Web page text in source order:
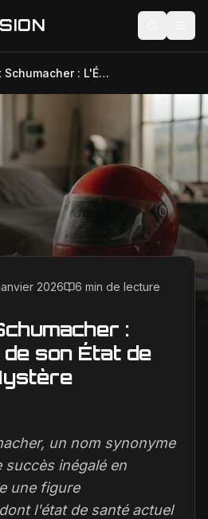
Ferrari et Schumacher : L'Évolution de son État de Santé, un Mystère Persistant
2026 6 min de lecture
:
son État de
un nom synonyme
succès inégalé en
une figure
l'état de santé actuel